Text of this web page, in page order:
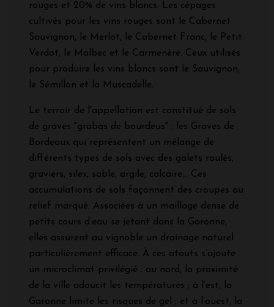
rouges et 20% de vins blancs. Les cépages
cultivés pour les vins rouges sont le Cabernet
Sauvignon, le Merlot, le Cabernet Franc, le Petit
Verdot, le Malbec et le Carmenère. Ceux utilisés
pour produire les vins blancs sont le Sauvignon,
le Sémillon et la Muscadelle.
Le terroir de l'appellation est constitué de sols
de graves "grabas de bourdeus" : les Graves de
Bordeaux qui représentent un mélange de
différents types de sols avec des galets roulés,
graviers, silex, sable, argile, calcaire... Ces
accumulations de sols façonnent des croupes au
relief marqué. Associées à un maillage dense de
petits cours d’eau se jetant dans la Garonne,
elles assurent au vignoble un drainage naturel
particulièrement efficace. À ces atouts s’ajoute
un microclimat privilégié : au nord, la proximité
de la ville adoucit les températures ; à l’est, la
Garonne limite les risques de gel ; et à l’ouest, la